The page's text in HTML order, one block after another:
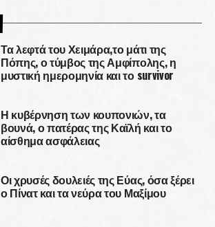
Τα λεφτά του Χειμάρα,το μάτι της
Πόπης, ο τύμβος της Αμφίπολης, η
μυστική ημερομηνία και το survivor
Η κυβέρνηση των κουπονιών, τα
βουνά, ο πατέρας της Καϊλή και το
αίσθημα ασφάλειας
Οι χρυσές δουλειές της Εύας, όσα ξέρει
ο Πίνατ και τα νεύρα του Μαξίμου